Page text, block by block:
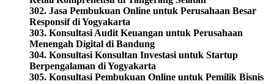
302. Jasa Pembukuan Online untuk Perusahaan Besar
Responsif di Yogyakarta
303. Konsultasi Audit Keuangan untuk Perusahaan
Menengah Digital di Bandung
304. Konsultasi Konsultan Investasi untuk Startup
Berpengalaman di Yogyakarta
305. Konsultasi Pembukuan Online untuk Pemilik Bisnis